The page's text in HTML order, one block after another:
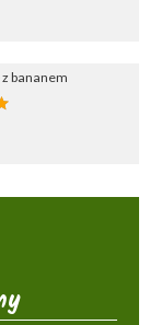
bananem